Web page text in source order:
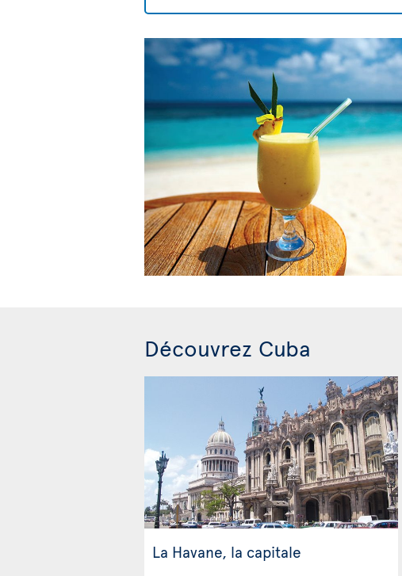
Découvrez Cuba
La Havane, la capitale